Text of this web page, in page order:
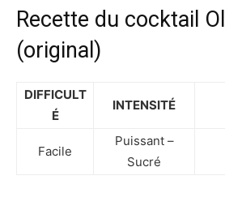
Recette du cocktail
(original)
DIFFICULT
É
INTENSITÉ
Facile
Puissant –
Sucré